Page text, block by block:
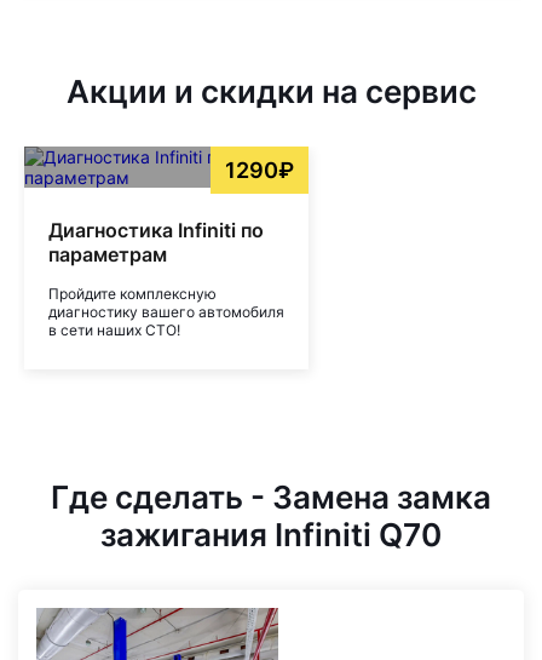
Акции и скидки на сервис
1290₽
Диагностика Infiniti по
параметрам
Пройдите комплексную
диагностику вашего автомобиля
в сети наших СТО!
Где сделать - Замена замка
зажигания Infiniti Q70